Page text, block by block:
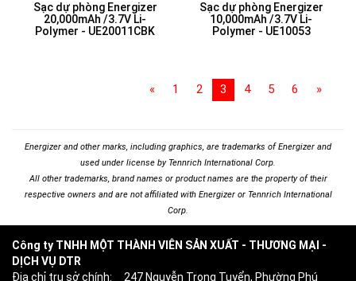
Sạc dự phòng Energizer
20,000mAh /3.7V Li-
Polymer - UE20011CBK
Sạc dự phòng Energizer
10,000mAh /3.7V Li-
Polymer - UE10053
« 1 2 3 4 5 6 »
Energizer and other marks, including graphics, are trademarks of Energizer and
used under license by Tennrich International Corp.
All other trademarks, brand names or product names are the property of their
respective owners and are not affiliated with Energizer or Tennrich International
Corp.
Công ty TNHH MỘT THÀNH VIÊN SẢN XUẤT - THƯƠNG MẠI -
DỊCH VỤ DTR
Địa chỉ trụ sở chính: 247 Nguyễn Trọng Tuyển, Phường Phú